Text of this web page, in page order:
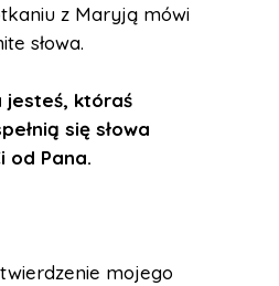
z Maryją mówi
słowa.
jesteś, któraś
się słowa
od Pana.
mojego